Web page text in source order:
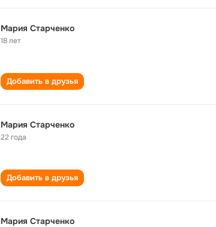
Мария Старченко
18 лет
Добавить в друзья
Мария Старченко
22 года
Добавить в друзья
Мария Старченко